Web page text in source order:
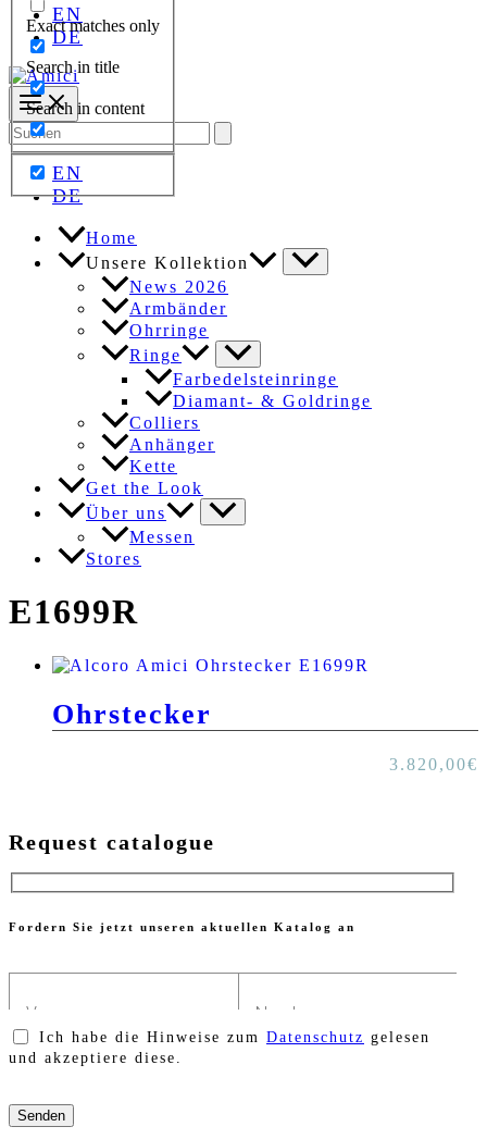
Exact matches only
Search in title
Search in content
EN
DE
Search
for:
EN
DE
Home
Unsere Kollektion
News 2026
Armbänder
Ohrringe
Ringe
Farbedelsteinringe
Diamant- & Goldringe
Colliers
Anhänger
Kette
Get the Look
Über uns
Messen
Stores
E1699R
Ohrstecker
3.820,00€
Request catalogue
Fordern Sie jetzt unseren aktuellen Katalog an
Ich habe die Hinweise zum Datenschutz gelesen
und akzeptiere diese.
lasse